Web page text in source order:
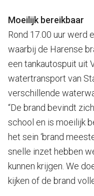
Moeilijk bereikbaar
Rond 17.00 uur werd
waarbij de Harense
een tankautospuit uit
watertransport van
verschillende
“De brand bevindt
school en is moeilijk
het sein ‘brand
snelle inzet hebben
kunnen krijgen. We
kijken of de brand